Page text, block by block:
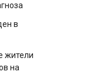
в
жители
на